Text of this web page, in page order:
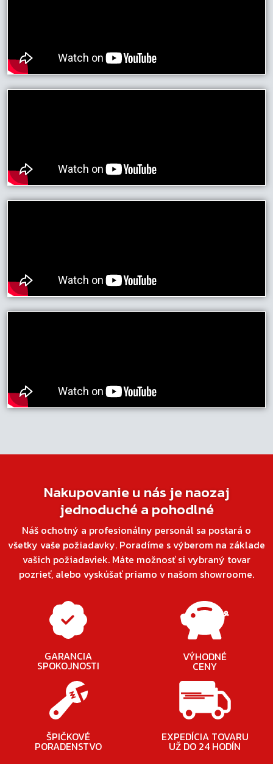
Nakupovanie u nás je naozaj
jednoduché a pohodlné
Náš ochotný a profesionálny personál sa postará o
všetky vaše požiadavky. Poradíme s výberom na základe
vašich požiadaviek. Máte možnosť si vybraný tovar
pozrieť, alebo vyskúšať priamo v našom showroome.
GARANCIA
SPOKOJNOSTI
VÝHODNÉ
CENY
ŠPIČKOVÉ
PORADENSTVO
EXPEDÍCIA TOVARU
UŽ DO 24 HODÍN